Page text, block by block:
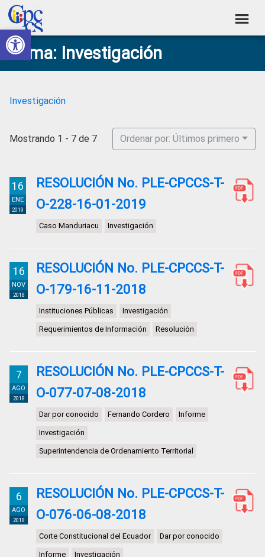
Abrir barra de herramientas
Skip
to
primary
navigation
Skip
to
main
content
Skip
to
primary
sidebar
Skip
to
footer
Consejo
de
Ciudadana
Control
Construyendo
Poder
Ciudadano
Tema: Investigación
Investigación
Mostrando 1 - 7 de 7 Ordenar por: Últimos primero
16
ENE
2019
RESOLUCIÓN No. PLE-CPCCS-T-
O-228-16-01-2019
Caso Manduriacu Investigación
16
NOV
2018
RESOLUCIÓN No. PLE-CPCCS-T-
O-179-16-11-2018
Instituciones Públicas Investigación
Requerimientos de Información Resolución
7
AGO
2018
RESOLUCIÓN No. PLE-CPCCS-T-
O-077-07-08-2018
Dar por conocido Fernando Cordero Informe
Investigación
Superintendencia de Ordenamiento Territorial
6
AGO
2018
RESOLUCIÓN No. PLE-CPCCS-T-
O-076-06-08-2018
Corte Constitucional del Ecuador Dar por conocido
Informe Investigación